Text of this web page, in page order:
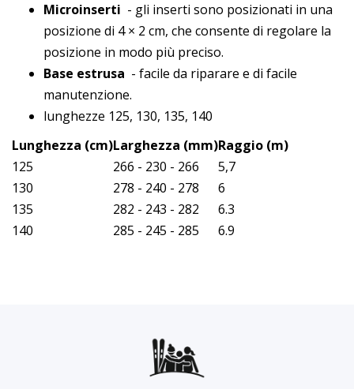
Microinserti - gli inserti sono posizionati in una
posizione di 4 × 2 cm, che consente di regolare la
posizione in modo più preciso.
Base estrusa - facile da riparare e di facile
manutenzione.
lunghezze 125, 130, 135, 140
Lunghezza (cm)Larghezza (mm)Raggio (m)
125
266 - 230 - 266
5,7
130
278 - 240 - 278
6
135
282 - 243 - 282
6.3
140
285 - 245 - 285 6.9